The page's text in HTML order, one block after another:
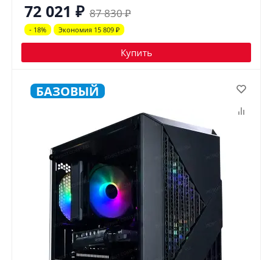
72 021 ₽ 87 830₽
- 18% Экономия 15 809 ₽
Купить
БАЗОВЫЙ